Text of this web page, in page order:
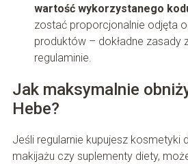
wartość wykorzystanego
zostać proporcjonalnie odjęta
produktów – dokładne zasady
regulaminie.
Jak maksymalnie
Hebe?
Jeśli regularnie kupujesz kosmetyki
makijażu czy suplementy diety,